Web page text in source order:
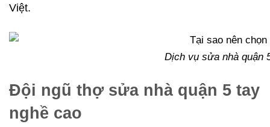
Việt.
Dịch vụ sửa nhà quận
Đội ngũ thợ sửa nhà quận 5 tay
nghề cao